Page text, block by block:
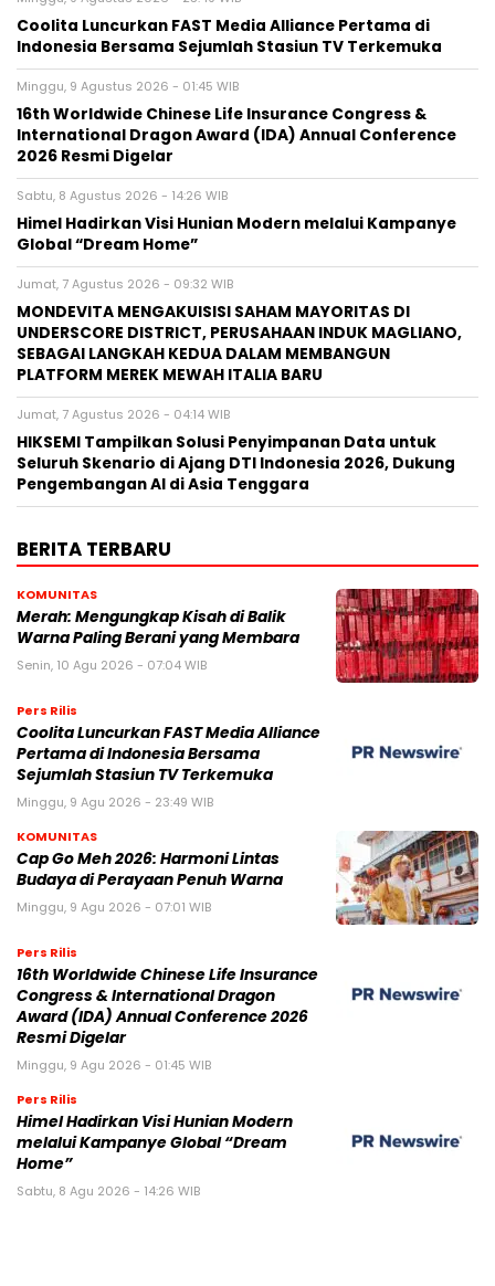
Coolita Luncurkan FAST Media Alliance Pertama di
Indonesia Bersama Sejumlah Stasiun TV Terkemuka
Minggu, 9 Agustus 2026 - 01:45 WIB
16th Worldwide Chinese Life Insurance Congress &
International Dragon Award (IDA) Annual Conference
2026 Resmi Digelar
Sabtu, 8 Agustus 2026 - 14:26 WIB
Himel Hadirkan Visi Hunian Modern melalui Kampanye
Global “Dream Home”
Jumat, 7 Agustus 2026 - 09:32 WIB
MONDEVITA MENGAKUISISI SAHAM MAYORITAS DI
UNDERSCORE DISTRICT, PERUSAHAAN INDUK MAGLIANO,
SEBAGAI LANGKAH KEDUA DALAM MEMBANGUN
PLATFORM MEREK MEWAH ITALIA BARU
Jumat, 7 Agustus 2026 - 04:14 WIB
HIKSEMI Tampilkan Solusi Penyimpanan Data untuk
Seluruh Skenario di Ajang DTI Indonesia 2026, Dukung
Pengembangan AI di Asia Tenggara
BERITA TERBARU
KOMUNITAS
Merah: Mengungkap Kisah di Balik
Warna Paling Berani yang Membara
Senin, 10 Agu 2026 - 07:04 WIB
Pers Rilis
Coolita Luncurkan FAST Media Alliance
Pertama di Indonesia Bersama
Sejumlah Stasiun TV Terkemuka
Minggu, 9 Agu 2026 - 23:49 WIB
KOMUNITAS
Cap Go Meh 2026: Harmoni Lintas
Budaya di Perayaan Penuh Warna
Minggu, 9 Agu 2026 - 07:01 WIB
Pers Rilis
16th Worldwide Chinese Life Insurance
Congress & International Dragon
Award (IDA) Annual Conference 2026
Resmi Digelar
Minggu, 9 Agu 2026 - 01:45 WIB
Pers Rilis
Himel Hadirkan Visi Hunian Modern
melalui Kampanye Global “Dream
Home”
Sabtu, 8 Agu 2026 - 14:26 WIB